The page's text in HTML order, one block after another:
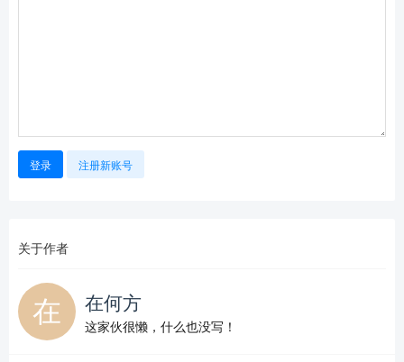
登录 注册新账号
关于作者
在何方
这家伙很懒，什么也没写！